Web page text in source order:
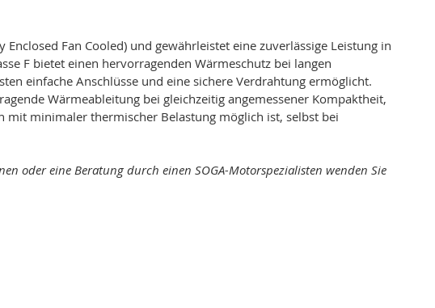
Fan Cooled) und gewährleistet eine zuverlässige Leistung in
F bietet einen hervorragenden Wärmeschutz bei langen
einfache Anschlüsse und eine sichere Verdrahtung ermöglicht.
Wärmeableitung bei gleichzeitig angemessener Kompaktheit,
mit minimaler thermischer Belastung möglich ist, selbst bei
oder eine Beratung durch einen SOGA-Motorspezialisten wenden Sie